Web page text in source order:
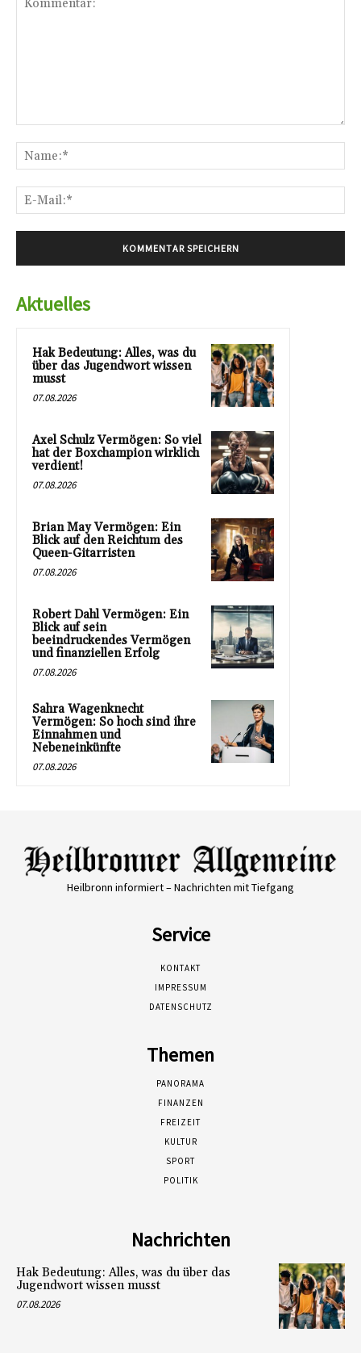
Aktuelles
Hak Bedeutung: Alles, was du
über das Jugendwort wissen
musst
07.08.2026
Axel Schulz Vermögen: So viel
hat der Boxchampion wirklich
verdient!
07.08.2026
Brian May Vermögen: Ein
Blick auf den Reichtum des
Queen-Gitarristen
07.08.2026
Robert Dahl Vermögen: Ein
Blick auf sein
beeindruckendes Vermögen
und finanziellen Erfolg
07.08.2026
Sahra Wagenknecht
Vermögen: So hoch sind ihre
Einnahmen und
Nebeneinkünfte
07.08.2026
Heilbronn informiert – Nachrichten mit Tiefgang
Service
KONTAKT
IMPRESSUM
DATENSCHUTZ
Themen
PANORAMA
FINANZEN
FREIZEIT
KULTUR
SPORT
POLITIK
Nachrichten
Hak Bedeutung: Alles, was du über das
Jugendwort wissen musst
07.08.2026